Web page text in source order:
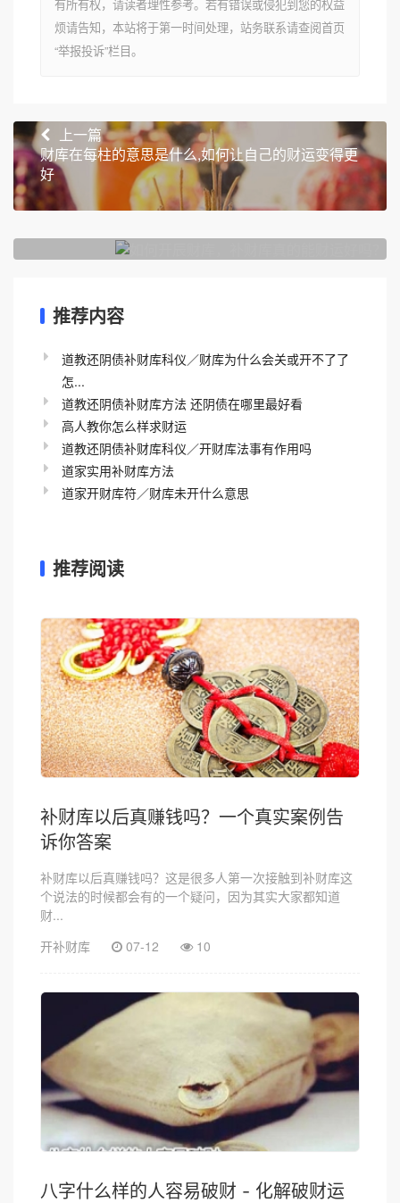
有所有权，请读者理性参考。若有错误或侵犯到您的权益
烦请告知，本站将于第一时间处理，站务联系请查阅首页
“举报投诉”栏目。
上一篇
财库在每柱的意思是什么,如何让自己的财运变得更
好
下一篇
推荐内容
道教还阴债补财库科仪／财库为什么会关或开不了了
怎...
道教还阴债补财库方法 还阴债在哪里最好看
高人教你怎么样求财运
道教还阴债补财库科仪／开财库法事有作用吗
道家实用补财库方法
道家开财库符／财库未开什么意思
推荐阅读
补财库以后真赚钱吗？一个真实案例告
诉你答案
补财库以后真赚钱吗？这是很多人第一次接触到补财库这
个说法的时候都会有的一个疑问，因为其实大家都知道
财...
开补财库
07-12 10
八字什么样的人容易破财 - 化解破财运